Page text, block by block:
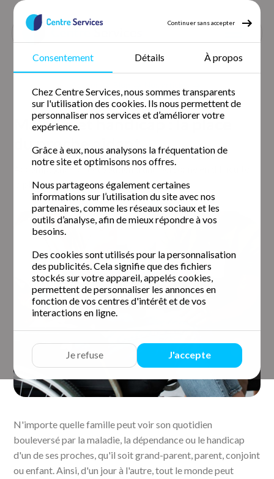
Continuer sans accepter
Consentement Détails À propos
Chez Centre Services, nous sommes transparents
sur l'utilisation des cookies. Ils nous permettent de
personnaliser nos services et d’améliorer votre
expérience.
Grâce à eux, nous analysons la fréquentation de
notre site et optimisons nos offres.
Nous partageons également certaines
informations sur l’utilisation du site avec nos
partenaires, comme les réseaux sociaux et les
outils d’analyse, afin de mieux répondre à vos
besoins.
Des cookies sont utilisés pour la personnalisation
des publicités. Cela signifie que des fichiers
stockés sur votre appareil, appelés cookies,
permettent de personnaliser les annonces en
fonction de vos centres d'intérêt et de vos
interactions en ligne.
Je refuse J'accepte
Maladie et handicap la place du proche aidant
Maladie et handicap : la place
du proche aidant
Accompagnement et soutien d’une personne en difficulté,
la place du proche aidant ou aidant naturel…
N'importe quelle famille peut voir son quotidien
bouleversé par la maladie, la dépendance ou le handicap
d'un de ses proches, qu'il soit grand-parent, parent, conjoint
ou enfant. Ainsi, d'un jour à l'autre, tout le monde peut